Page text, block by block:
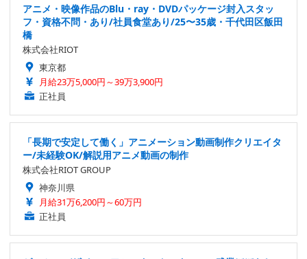
アニメ・映像作品のBlu・ray・DVDパッケージ封入スタッ
フ・資格不問・あり/社員食堂あり/25〜35歳・千代田区飯田
橋
株式会社RIOT
東京都
月給23万5,000円～39万3,900円
正社員
「長期で安定して働く」アニメーション動画制作クリエイタ
ー/未経験OK/解説用アニメ動画の制作
株式会社RIOT GROUP
神奈川県
月給31万6,200円～60万円
正社員